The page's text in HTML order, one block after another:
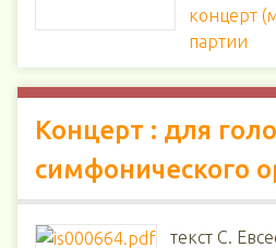
концерт
партии
Концерт : для
симфонического
текст С.